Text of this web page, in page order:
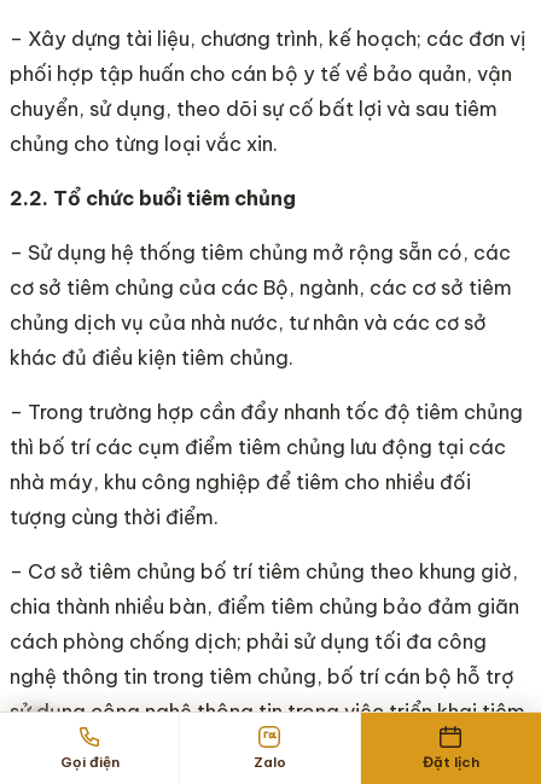
– Xây dựng tài liệu, chương trình, kế hoạch; các đơn vị
phối hợp tập huấn cho cán bộ y tế về bảo quản, vận
chuyển, sử dụng, theo dõi sự cố bất lợi và sau tiêm
chủng cho từng loại vắc xin.
2.2. Tổ chức buổi tiêm chủng
– Sử dụng hệ thống tiêm chủng mở rộng sẵn có, các
cơ sở tiêm chủng của các Bộ, ngành, các cơ sở tiêm
chủng dịch vụ của nhà nước, tư nhân và các cơ sở
khác đủ điều kiện tiêm chủng.
– Trong trường hợp cần đẩy nhanh tốc độ tiêm chủng
thì bố trí các cụm điểm tiêm chủng lưu động tại các
nhà máy, khu công nghiệp để tiêm cho nhiều đối
tượng cùng thời điểm.
– Cơ sở tiêm chủng bố trí tiêm chủng theo khung giờ,
chia thành nhiều bàn, điểm tiêm chủng bảo đảm giãn
cách phòng chống dịch; phải sử dụng tối đa công
nghệ thông tin trong tiêm chủng, bố trí cán bộ hỗ trợ
sử dụng công nghệ thông tin trong việc triển khai tiêm
Gọi điện Zalo Đặt lịch